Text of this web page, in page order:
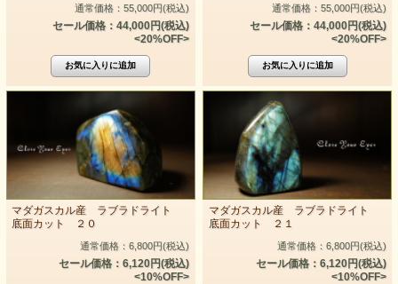
通常価格：55,000円(税込)
セール価格：44,000円(税込)
<20%OFF>
通常価格：55,000円(税込)
セール価格：44,000円(税込)
<20%OFF>
マダガスカル産 ラブラドライト
底面カット ２０
通常価格：6,800円(税込)
セール価格：6,120円(税込)
<10%OFF>
マダガスカル産 ラブラドライト
底面カット ２１
通常価格：6,800円(税込)
セール価格：6,120円(税込)
<10%OFF>